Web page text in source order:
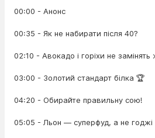
00:00 - Анонс
00:35 - Як не набирати після 40?
02:10 - Авокадо і горіхи не
03:00 - Золотий стандарт білка 🏆
04:20 - Обирайте правильну сою!
05:05 - Льон — суперфуд, а не годжі